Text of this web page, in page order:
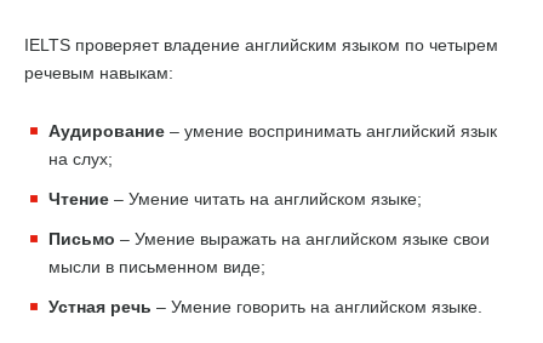
IELTS проверяет владение английским языком по четырем
речевым навыкам:
Аудирование – умение воспринимать английский язык
на слух;
Чтение – Умение читать на английском языке;
Письмо – Умение выражать на английском языке свои
мысли в письменном виде;
Устная речь – Умение говорить на английском языке.